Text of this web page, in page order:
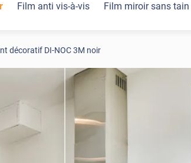
Film anti vis-à-vis Film miroir sans tain
décoratif DI-NOC 3M noir